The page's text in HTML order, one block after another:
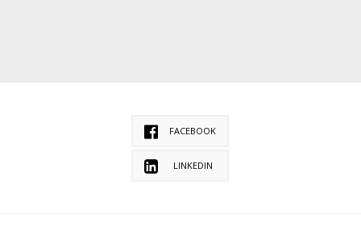
FACEBOOK
LINKEDIN